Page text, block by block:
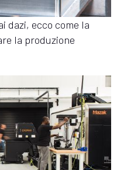
dazi, ecco come la
la produzione